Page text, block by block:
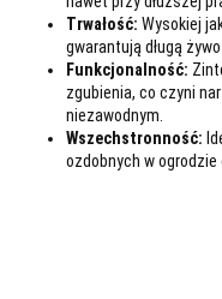
Trwałość: Wysokiej
gwarantują długą
Funkcjonalność:
zgubienia, co czyni
niezawodnym.
Wszechstronność:
ozdobnych w ogrodzie